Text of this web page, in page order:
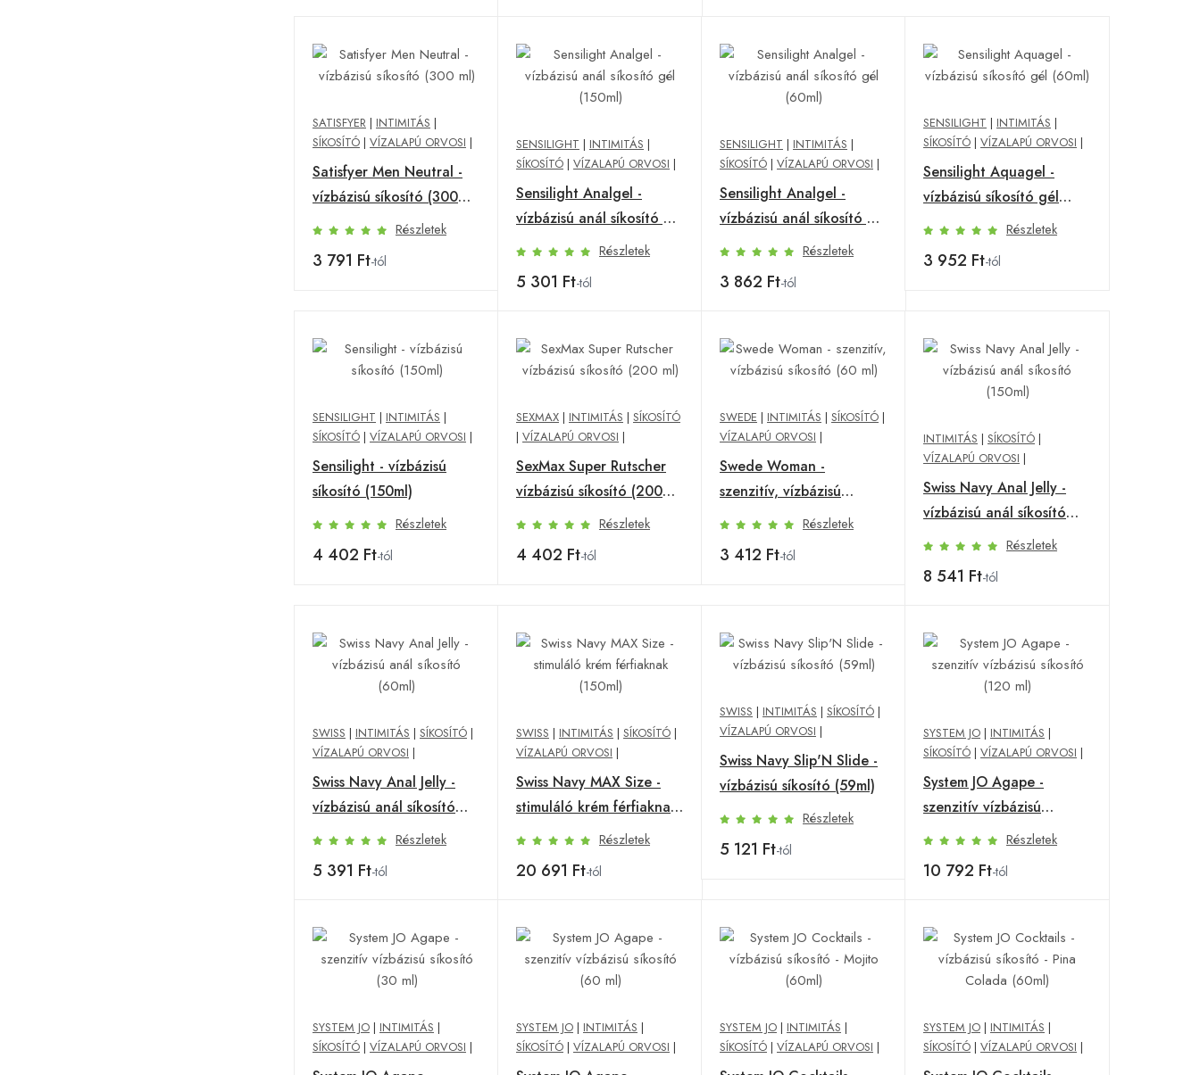
SATISFYER | INTIMITÁS |
SÍKOSÍTÓ | VÍZALAPÚ ORVOSI |
Satisfyer Men Neutral -
vízbázisú síkosító (300
ml)
Részletek
3 791 Ft-tól
SENSILIGHT | INTIMITÁS |
SÍKOSÍTÓ | VÍZALAPÚ ORVOSI |
Sensilight Analgel -
vízbázisú anál síkosító gél
(150ml)
Részletek
5 301 Ft-tól
SENSILIGHT | INTIMITÁS |
SÍKOSÍTÓ | VÍZALAPÚ ORVOSI |
Sensilight Analgel -
vízbázisú anál síkosító gél
(60ml)
Részletek
3 862 Ft-tól
SENSILIGHT | INTIMITÁS |
SÍKOSÍTÓ | VÍZALAPÚ ORVOSI |
Sensilight Aquagel -
vízbázisú síkosító gél
(60ml)
Részletek
3 952 Ft-tól
SENSILIGHT | INTIMITÁS |
SÍKOSÍTÓ | VÍZALAPÚ ORVOSI |
Sensilight - vízbázisú
síkosító (150ml)
Részletek
4 402 Ft-tól
SEXMAX | INTIMITÁS | SÍKOSÍTÓ
| VÍZALAPÚ ORVOSI |
SexMax Super Rutscher
vízbázisú síkosító (200
ml)
Részletek
4 402 Ft-tól
SWEDE | INTIMITÁS | SÍKOSÍTÓ |
VÍZALAPÚ ORVOSI |
Swede Woman -
szenzitív, vízbázisú
síkosító (60 ml)Részletek
3 412 Ft-tól
INTIMITÁS | SÍKOSÍTÓ |
VÍZALAPÚ ORVOSI |
Swiss Navy Anal Jelly -
vízbázisú anál síkosító
(150ml)
Részletek
8 541 Ft-tól
SWISS | INTIMITÁS | SÍKOSÍTÓ |
VÍZALAPÚ ORVOSI |
Swiss Navy Anal Jelly -
vízbázisú anál síkosító
(60ml)
Részletek
5 391 Ft-tól
SWISS | INTIMITÁS | SÍKOSÍTÓ |
VÍZALAPÚ ORVOSI |
Swiss Navy MAX Size -
stimuláló krém férfiaknak
(150ml)
Részletek
20 691 Ft-tól
SWISS | INTIMITÁS | SÍKOSÍTÓ |
VÍZALAPÚ ORVOSI |
Swiss Navy Slip'N Slide -
vízbázisú síkosító (59ml)
Részletek
5 121 Ft-tól
SYSTEM JO | INTIMITÁS |
SÍKOSÍTÓ | VÍZALAPÚ ORVOSI |
System JO Agape -
szenzitív vízbázisú
síkosító (120 ml)Részletek
10 792 Ft-tól
SYSTEM JO | INTIMITÁS |
SÍKOSÍTÓ | VÍZALAPÚ ORVOSI |
SYSTEM JO | INTIMITÁS |
SÍKOSÍTÓ | VÍZALAPÚ ORVOSI |
SYSTEM JO | INTIMITÁS |
SÍKOSÍTÓ | VÍZALAPÚ ORVOSI |
SYSTEM JO | INTIMITÁS |
SÍKOSÍTÓ | VÍZALAPÚ ORVOSI |